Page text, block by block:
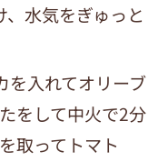
水気をぎゅっと
を入れてオリーブ
をして中火で2分
取ってトマト